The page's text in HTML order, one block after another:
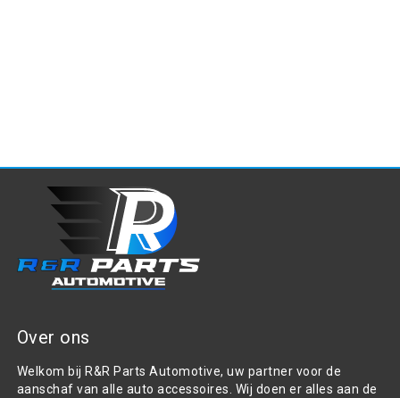
Over ons
Welkom bij R&R Parts Automotive, uw partner voor de
aanschaf van alle auto accessoires. Wij doen er alles aan de